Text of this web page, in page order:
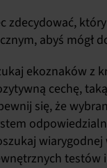
zdecydować,
abyś mógł
ekoznaków z
cechę,
się, że
testów